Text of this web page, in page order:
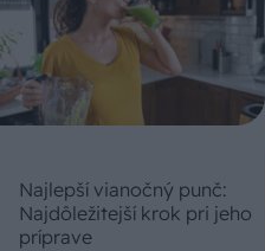
Najlepší vianočný punč:
Najdôležitejší krok pri jeho
príprave